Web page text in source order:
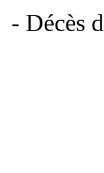
- Décès